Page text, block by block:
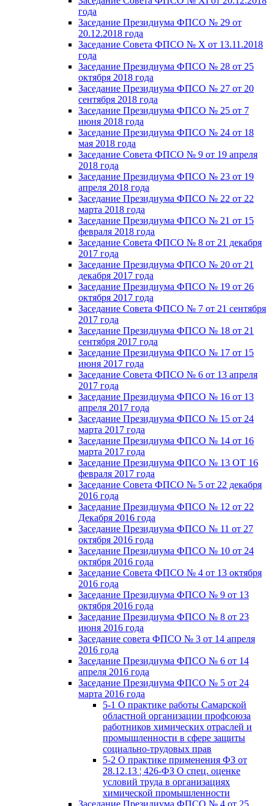
года
Заседание Президиума ФПСО № 29 от
20.12.2018 года
Заседание Совета ФПСО № X от 13.11.2018
года
Заседание Президиума ФПСО № 28 от 25
октября 2018 года
Заседание Президиума ФПСО № 27 от 20
сентября 2018 года
Заседание Президиума ФПСО № 25 от 7
июня 2018 года
Заседание Президиума ФПСО № 24 от 18
мая 2018 года
Заседание Совета ФПСО № 9 от 19 апреля
2018 года
Заседание Президиума ФПСО № 23 от 19
апреля 2018 года
Заседание Президиума ФПСО № 22 от 22
марта 2018 года
Заседание Президиума ФПСО № 21 от 15
февраля 2018 года
Заседание Совета ФПСО № 8 от 21 декабря
2017 года
Заседание Президиума ФПСО № 20 от 21
декабря 2017 года
Заседание Президиума ФПСО № 19 от 26
октября 2017 года
Заседание Совета ФПСО № 7 от 21 сентября
2017 года
Заседание Президиума ФПСО № 18 от 21
сентября 2017 года
Заседание Президиума ФПСО № 17 от 15
июня 2017 года
Заседание Совета ФПСО № 6 от 13 апреля
2017 года
Заседание Президиума ФПСО № 16 от 13
апреля 2017 года
Заседание Президиума ФПСО № 15 от 24
марта 2017 года
Заседание Президиума ФПСО № 14 от 16
марта 2017 года
Заседание Президиума ФПСО № 13 ОТ 16
февраля 2017 года
Заседание Совета ФПСО № 5 от 22 декабря
2016 года
Заседание Президиума ФПСО № 12 от 22
Декабря 2016 года
Заседание Президиума ФПСО № 11 от 27
октября 2016 года
Заседание Президиума ФПСО № 10 от 24
октября 2016 года
Заседание Совета ФПСО № 4 от 13 октября
2016 года
Заседание Президиума ФПСО № 9 от 13
октября 2016 года
Заседание Президиума ФПСО № 8 от 23
июня 2016 года
Заседание совета ФПСО № 3 от 14 апреля
2016 года
Заседание Президиума ФПСО № 6 от 14
апреля 2016 года
Заседание Президиума ФПСО № 5 от 24
марта 2016 года
5-1 О практике работы Самарской
областной организации профсоюза
работников химических отраслей и
промышленности в сфере защиты
социально-трудовых прав
5-2 О практике применения ФЗ от
28.12.13 ¦ 426-ФЗ О спец. оценке
условий труда в организациях
химической промышленности
Заседание Президиума ФПСО № 4 от 25